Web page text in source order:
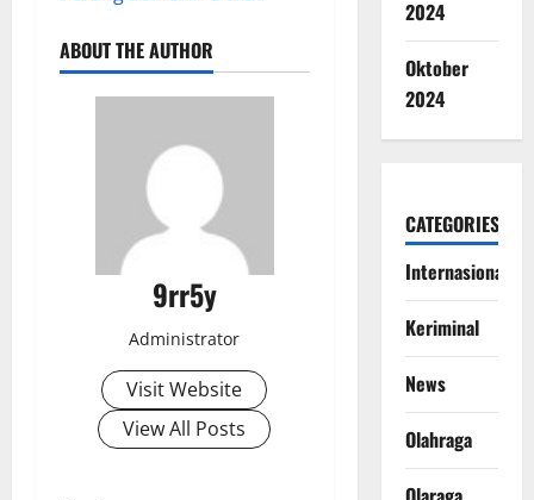
ABOUT THE AUTHOR
9rr5y
Administrator
Visit Website
View All Posts
2024
Oktober
2024
CATEGORIES
Internasional
Keriminal
News
Olahraga